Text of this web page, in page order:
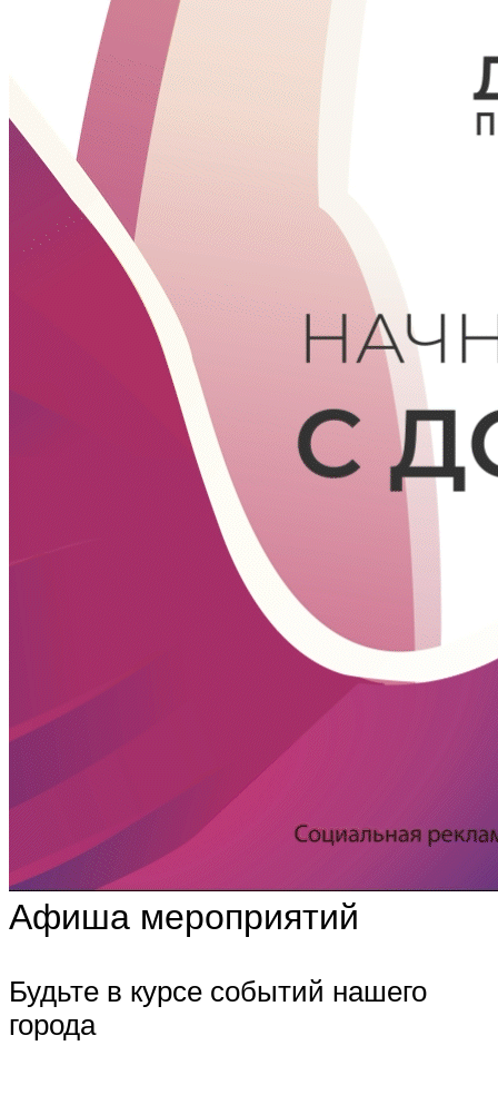
Афиша мероприятий
Будьте в курсе событий нашего
города